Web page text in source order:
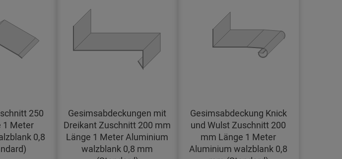
250
1 Meter
0,8
Gesimsabdeckungen mit
Dreikant Zuschnitt 200 mm
Länge 1 Meter Aluminium
walzblank 0,8 mm
Gesimsabdeckung Knick
und Wulst Zuschnitt 200
mm Länge 1 Meter
Aluminium walzblank 0,8